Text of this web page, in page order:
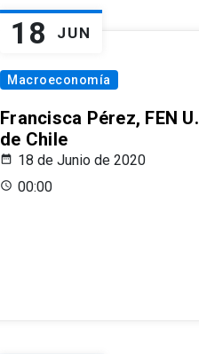
18 JUN
Macroeconomía
Francisca Pérez, FEN U.
de Chile
18 de Junio de 2020
00:00